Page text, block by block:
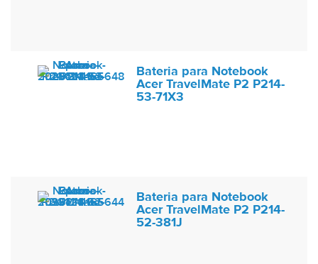
Bateria para Notebook
Acer TravelMate P2 P214-
53-71X3
Bateria para Notebook
Acer TravelMate P2 P214-
52-381J